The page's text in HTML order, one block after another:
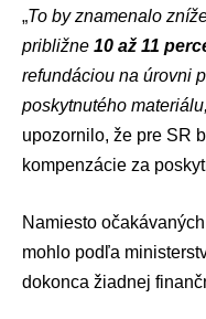
„To by znamenalo
približne 10 až 11
refundáciou na úrovni
poskytnutého
upozornilo, že pre SR
kompenzácie za
Namiesto
mohlo podľa
dokonca žiadnej